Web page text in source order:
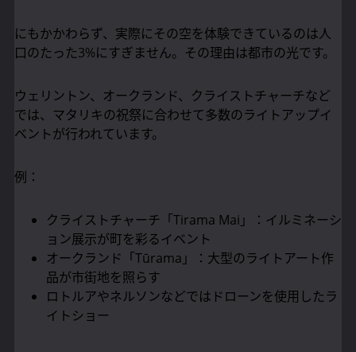
にもかかわらず、実際にその空を体験できているのは人
口のたった3%にすぎません。その理由は都市の光です。
ウェリントン、オークランド、クライストチャーチなど
では、マタリキの祝祭に合わせて多数のライトアップイ
ベントが行われています。
例：
クライストチャーチ「Tirama Mai」：イルミネーシ
ョン展示が町を彩るイベント
オークランド「Tūrama」：大型のライトアート作
品が市街地を照らす
ロトルアやネルソンなどではドローンを使用したラ
イトショー